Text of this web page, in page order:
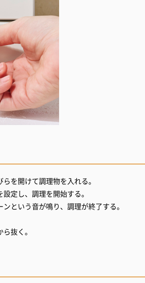
らを開けて調理物を入れる。
設定し、調理を開始する。
ンという音が鳴り、調理が終了する。
抜く。